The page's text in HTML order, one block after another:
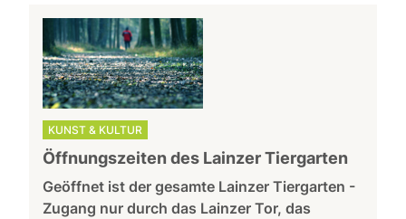
KUNST & KULTUR
Öffnungszeiten des Lainzer Tiergarten
Geöffnet ist der gesamte Lainzer Tiergarten -
Zugang nur durch das Lainzer Tor, das